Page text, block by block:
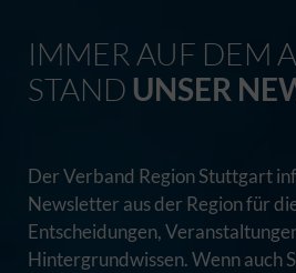
IMMER AUF DEM
STAND UNSER
Der Verband Region Stuttgart
Newsletter aus der Region für
Entscheidungen,
Hintergrundwissen. Wenn auch